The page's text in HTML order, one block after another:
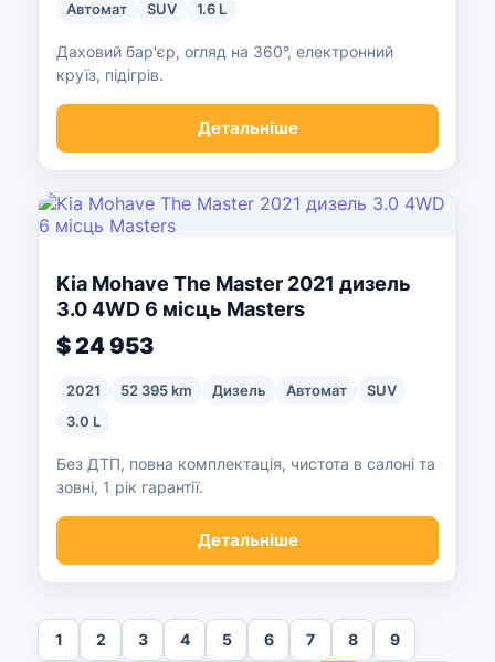
Автомат
SUV 1.6 L
Даховий бар'єр, огляд на 360°, електронний
круїз, підігрів.
Детальніше
Kia Mohave The Master 2021 дизель
3.0 4WD 6 місць Masters
$ 24 953
2021 52 395 km Дизель Автомат
SUV
3.0 L
Без ДТП, повна комплектація, чистота в салоні та
зовні, 1 рік гарантії.
Детальніше
1 2 3 4 5 6 7 8 9